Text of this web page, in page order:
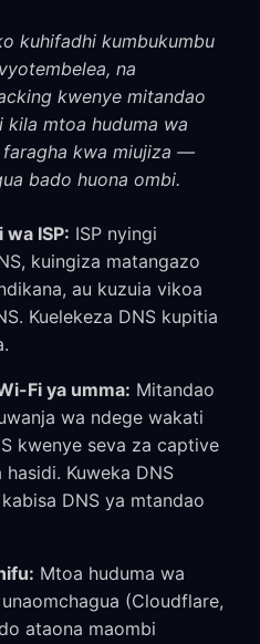
kuhifadhi kumbukumbu
na
kwenye mitandao
kila mtoa huduma wa
faragha kwa miujiza —
bado huona ombi.
ISP: ISP nyingi
kuingiza matangazo
au kuzuia vikoa
Kuelekeza DNS kupitia
Fi ya umma: Mitandao
wa ndege wakati
kwenye seva za captive
Kuweka DNS
DNS ya mtandao
Mtoa huduma wa
(Cloudflare,
ataona maombi